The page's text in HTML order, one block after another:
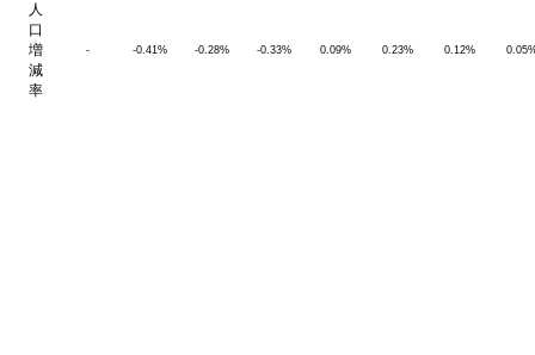
人
口
増
減
率
- -0.41% -0.28% -0.33% 0.09% 0.23% 0.12%